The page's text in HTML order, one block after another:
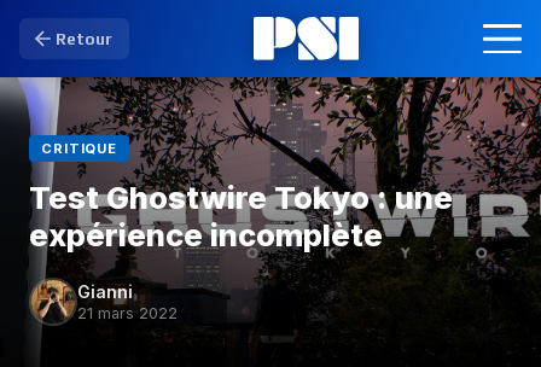
Retour
CRITIQUE
Test Ghostwire Tokyo : une
expérience incomplète
Gianni
21 mars 2022